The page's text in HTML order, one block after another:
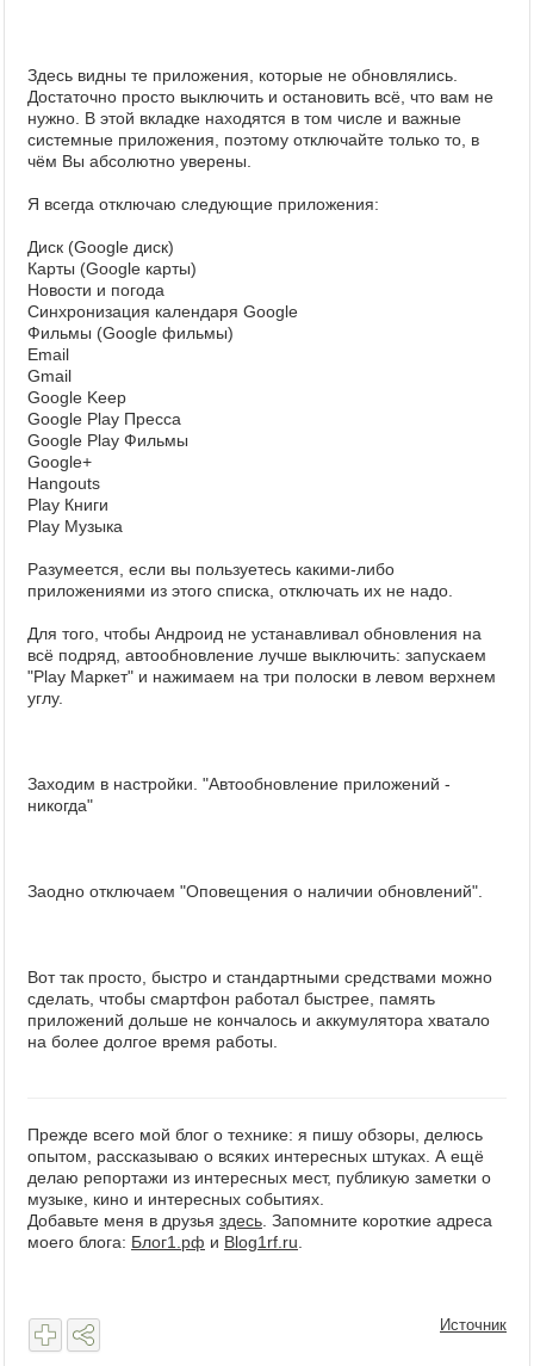
Здесь видны те приложения, которые не обновлялись.
Достаточно просто выключить и остановить всё, что вам не
нужно. В этой вкладке находятся в том числе и важные
системные приложения, поэтому отключайте только то, в
чём Вы абсолютно уверены.
Я всегда отключаю следующие приложения:
Диск (Google диск)
Карты (Google карты)
Новости и погода
Синхронизация календаря Google
Фильмы (Google фильмы)
Email
Gmail
Google Keep
Google Play Пресса
Google Play Фильмы
Google+
Hangouts
Play Книги
Play Музыка
Разумеется, если вы пользуетесь какими-либо
приложениями из этого списка, отключать их не надо.
Для того, чтобы Андроид не устанавливал обновления на
всё подряд, автообновление лучше выключить: запускаем
"Play Маркет" и нажимаем на три полоски в левом верхнем
углу.
Заходим в настройки. "Автообновление приложений -
никогда"
Заодно отключаем "Оповещения о наличии обновлений".
Вот так просто, быстро и стандартными средствами можно
сделать, чтобы смартфон работал быстрее, память
приложений дольше не кончалось и аккумулятора хватало
на более долгое время работы.
Прежде всего мой блог о технике: я пишу обзоры, делюсь
опытом, рассказываю о всяких интересных штуках. А ещё
делаю репортажи из интересных мест, публикую заметки о
музыке, кино и интересных событиях.
Добавьте меня в друзья здесь . Запомните короткие адреса
моего блога: Блог1.рф и Blog1rf.ru
Источник